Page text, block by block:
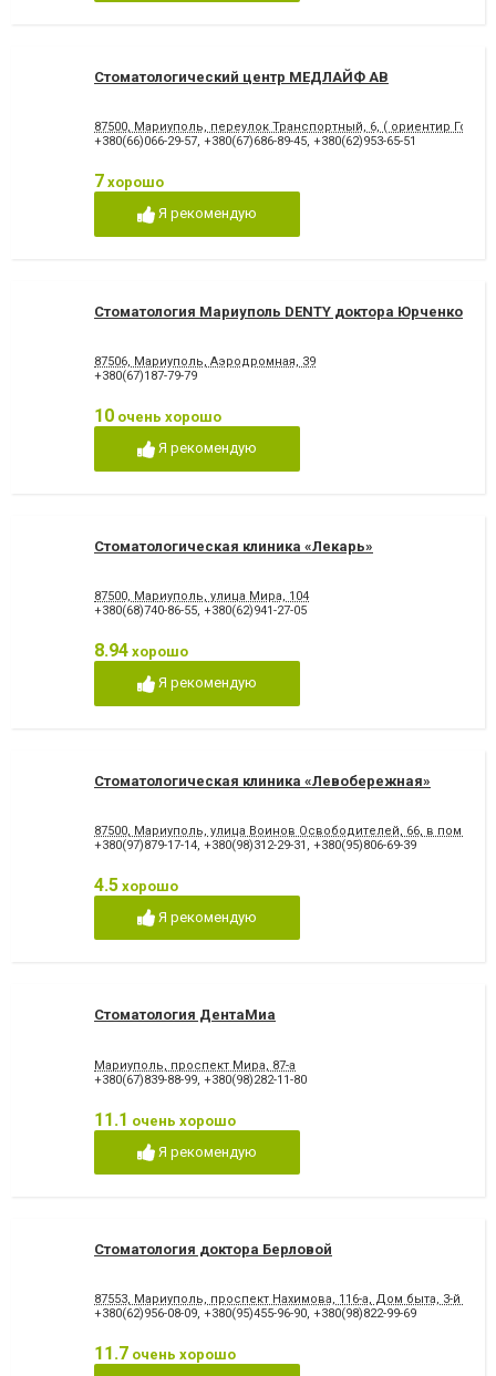
Удаление постоянного зуба
Фторирование зубов и
восстановление эмали
реставрация зубов
Шинирование зубов
Элайнеры
Стоматологический центр МЕДЛАЙФ АВ
87500, Мариуполь, переулок Транспортный, 6, ( ориентир
+380(66)066-29-57, +380(67)686-89-45, +380(62)953-65-51
7 хорошо
Я рекомендую
Стоматология Мариуполь DENTY доктора Юрченко
87506, Мариуполь, Аэродромная, 39
+380(67)187-79-79
10 очень хорошо
Я рекомендую
Стоматологическая клиника «Лекарь»
87500, Мариуполь, улица Мира, 104
+380(68)740-86-55, +380(62)941-27-05
8.94 хорошо
Я рекомендую
Стоматологическая клиника «Левобережная»
87500, Мариуполь, улица Воинов Освободителей, 66, в
+380(97)879-17-14, +380(98)312-29-31 , +380(95)806-69-39
4.5 хорошо
Я рекомендую
Стоматология ДентаМиа
Мариуполь, проспект Мира, 87-а
+380(67)839-88-99 +380(98)282-11-80
11.1 очень хорошо
Я рекомендую
Стоматология доктора Берловой
87553, Мариуполь, проспект Нахимова, 116-а, Дом быта, 3-й этаж
+380(62)956-08-09, +380(95)455-96-90, +380(98)822-99-69
11.7 очень хорошо